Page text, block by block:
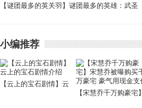
史实
【谜团最多的英关羽】谜团最多的英雄：武圣
小编推荐
【云上的宝石剧情】云
【宋慧乔千万购豪宅】